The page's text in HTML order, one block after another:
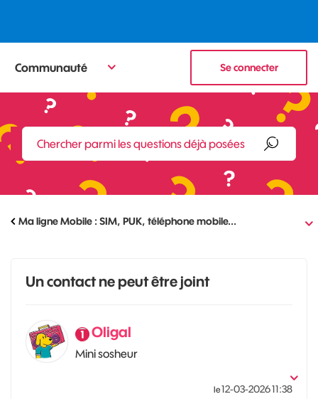
Communauté Se connecter
Ma ligne Mobile : SIM, PUK, téléphone mobile...
Un contact ne peut être joint
Oligal
Mini sosheur
le‎12-03-202611:38